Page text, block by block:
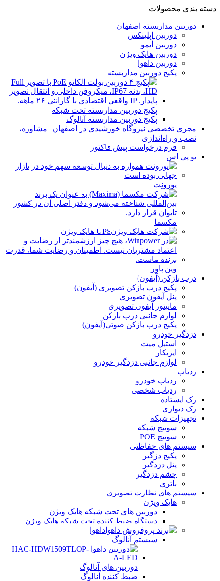
دسته بندی محصولات
دوربین مداربسته اصفهان
دوربین اپلینکس
دوربین آیمو
دوربین هایک ویژن
دوربین داهوا
پکیج دوربین مداربسته
پکیج دوربین مداربسته تحت شبکه
پکیج دوربین مداربسته آنالوگ
مجری تخصصی نیروگاه خورشیدی در اصفهان | مشاوره،
نصب و راه‌اندازی
فرم درخواست پیش فاکتور
یو پی اس
یورونِت
مکسما
UPS هایک ویژن
وین پاور
درب بازکن (آیفون)
پکیج درب بازکن تصویری (آیفون)
پنل آیفون تصویری
مانیتور آیفون تصویری
لوازم جانبی درب بازکن
پکیج درب بازکن صوتی(آیفون)
دزدگیر خودرو
استیل میت
ایزیکار
لوازم جانبی دزدگیر خودرو
ردیاب
ردیاب خودرو
ردیاب شخصی
رک ایستاده
رک دیواری
تجهیزات شبکه
سوییچ شبکه
سوئیچ POE
سیستم های حفاظتی
پکیج دزگیر
پنل دزدگیر
چشم دزدگیر
باتری
سیستم های نظارت تصویری
هایک ویژن
دوربین های تحت شبکه هایک ویژن
دستگاه ضبط کننده تحت شبکه هایک ویژن
داهوا
سیستم آنالوگ
دوربین های آنالوگ
ضبط کننده آنالوگ